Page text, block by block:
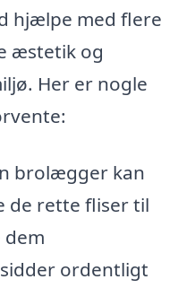
hjælpe med flere
æstetik og
Her er nogle
brolægger kan
de rette fliser til
ordentligt